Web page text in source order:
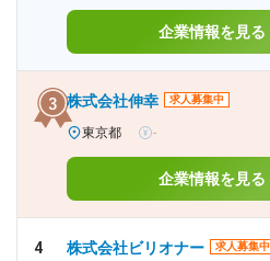
企業情報を見る
株式会社伸幸 求人募集中
東京都 -
企業情報を見る
4 株式会社ビリオナー 求人募集中